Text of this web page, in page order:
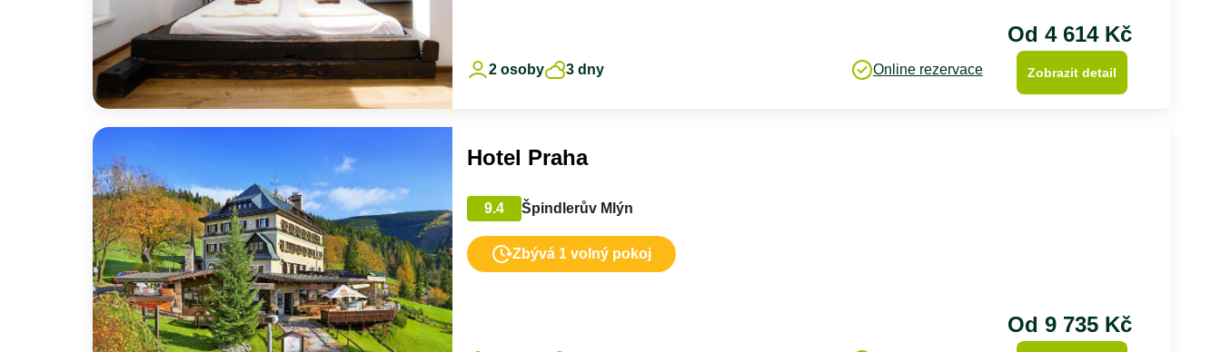
2 osoby 3 dny Online rezervace
Od 4 614 Kč
Zobrazit detail
Hotel Praha
9.4 Špindlerův Mlýn
Zbývá 1 volný pokoj
Od 9 735 Kč